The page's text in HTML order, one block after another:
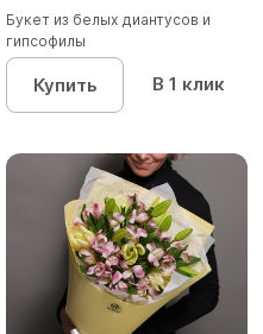
Букет из белых диантусов и
гипсофилы
Купить В 1 клик